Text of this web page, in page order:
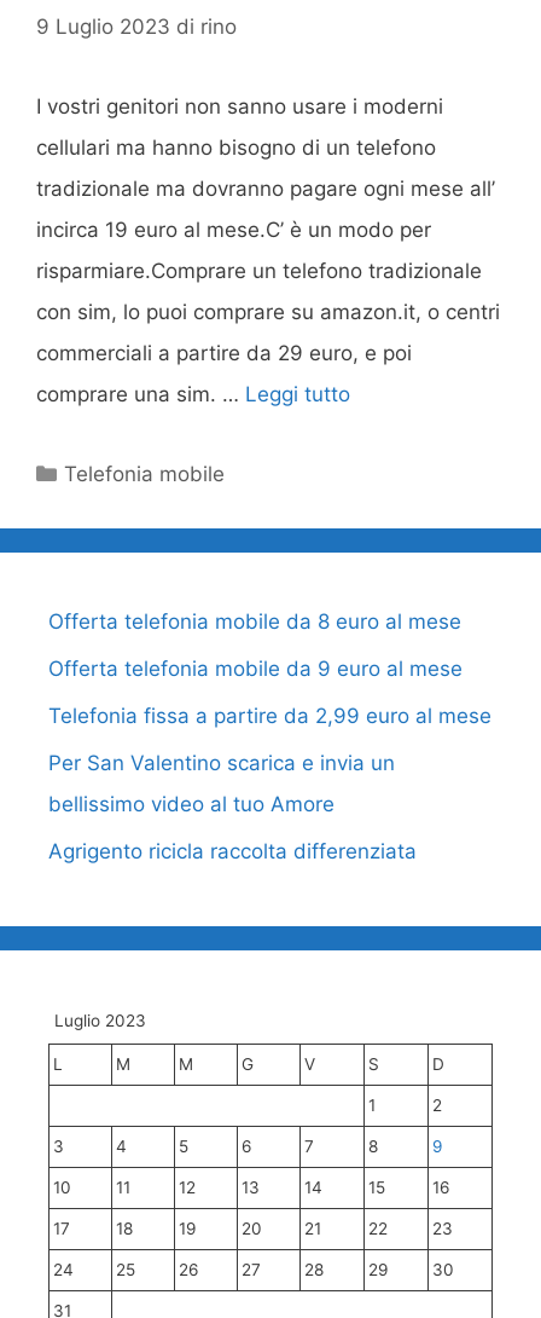
9 Luglio 2023 di rino
I vostri genitori non sanno usare i moderni
cellulari ma hanno bisogno di un telefono
tradizionale ma dovranno pagare ogni mese all’
incirca 19 euro al mese.C’ è un modo per
risparmiare.Comprare un telefono tradizionale
con sim, lo puoi comprare su amazon.it, o centri
commerciali a partire da 29 euro, e poi
comprare una sim. … Leggi tutto
Categorie
Telefonia mobile
Offerta telefonia mobile da 8 euro al mese
Offerta telefonia mobile da 9 euro al mese
Telefonia fissa a partire da 2,99 euro al mese
Per San Valentino scarica e invia un
bellissimo video al tuo Amore
Agrigento ricicla raccolta differenziata
Luglio 2023
L M M G V S D
1 2
3 4 5 6 7 8 9
10 11 12 13 14 15 16
17 18 19 20 21 22 23
24 25 26 27 28 29 30
31